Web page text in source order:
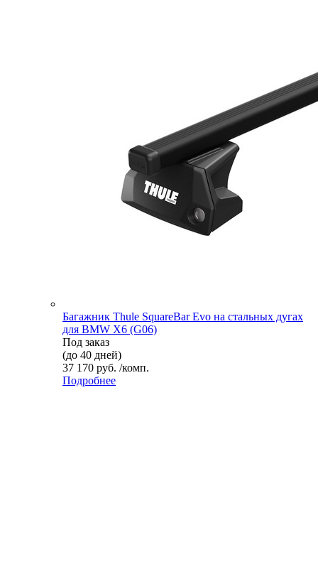
Багажник Thule SquareBar Evo на стальных дугах
для BMW X6 (G06)
Под заказ
(до 40 дней)
37 170 руб. /комп.
Подробнее